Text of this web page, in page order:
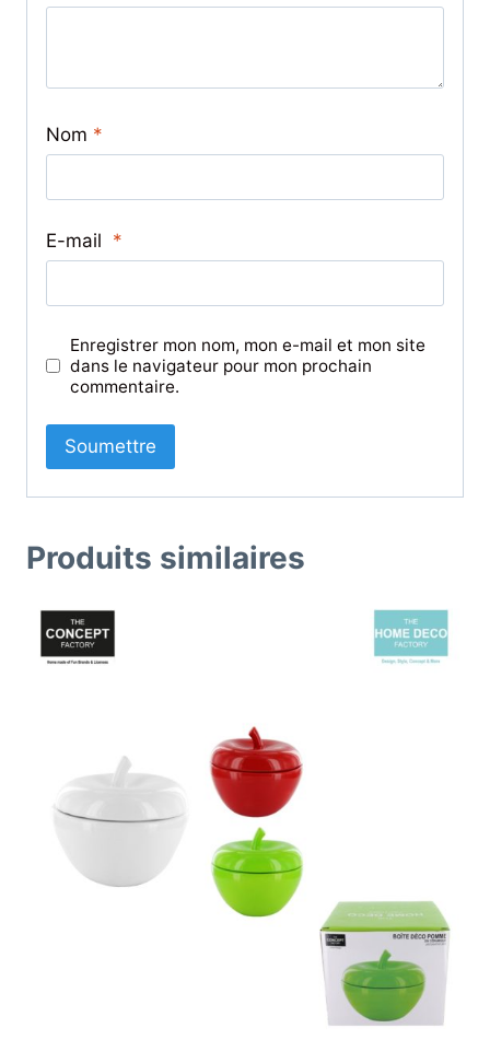
Nom *
E-mail *
Enregistrer mon nom, mon e-mail et mon site
dans le navigateur pour mon prochain
commentaire.
Produits similaires